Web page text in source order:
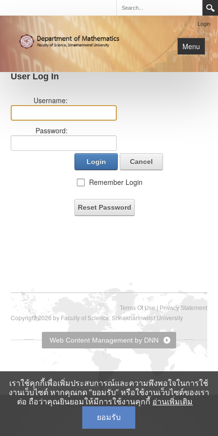
Login
Menu
User Log In
Username:
Password:
Login Cancel
Remember Login
Reset Password
Terms Of Use | Privacy Statement
Copyright 2026 by Faculty of Science, Srinakharinwirot University
Web Content Management by DNN
เราใช้คุกกี้เพื่อเพิ่มประสบการณ์และความพึงพอใจในการใช้
งานเว็บไซต์ หากคุณกด “ยอมรับ” หรือใช้งานเว็บไซต์ของเรา
ต่อ ถือว่าคุณยินยอมให้มีการใช้งานคุกกี้ อ่านเพิ่มเติม
ยอมรับ